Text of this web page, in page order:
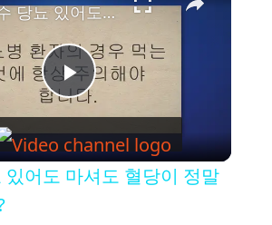
P
l
탄산수 당뇨 있어도 마셔도 혈당이 정말 괜찮을까요?
있어도 마셔도 혈당이 정말